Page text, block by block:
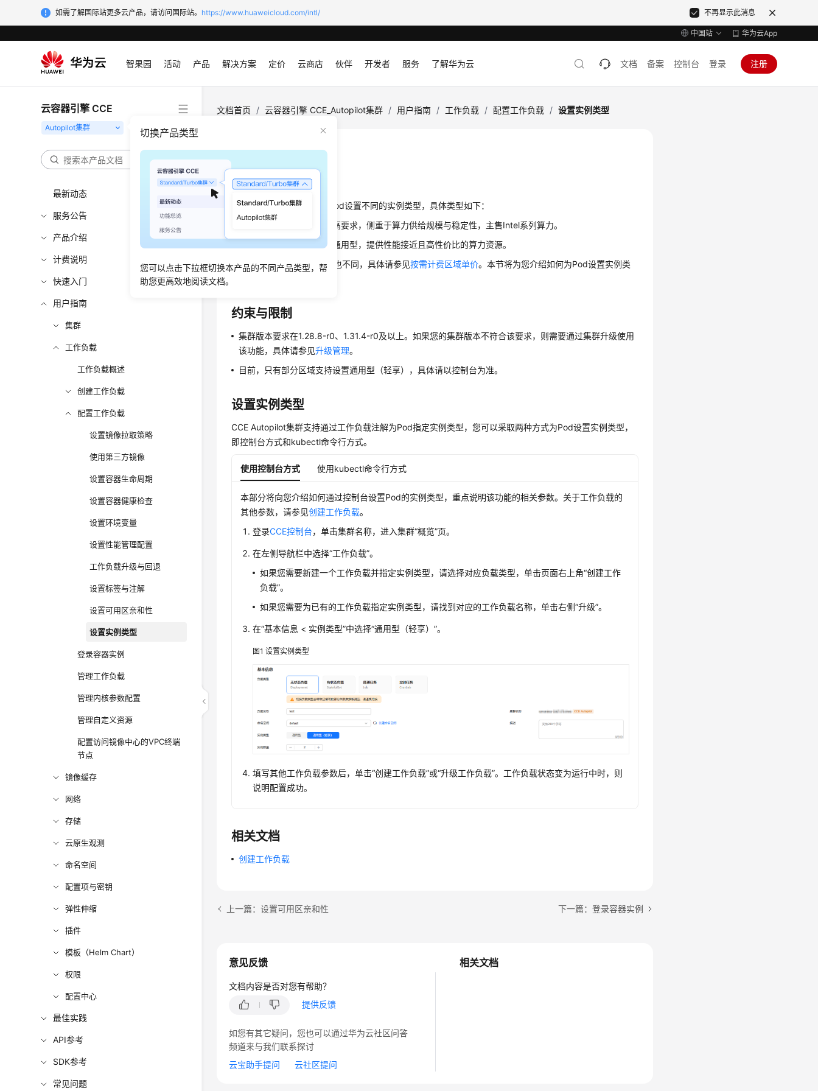
如需了解国际站更多云产品，请访问国际站。 https://www.huaweicloud.com/intl/ 不再显示此消息
中国站 华为云App
智果园 活动 产品 解决方案 定价 云商店 伙伴 开发者 服务 了解华为云 文档 备案 控制台 登录 注册
云容器引擎 CCE
切换产品类型
您可以点击下拉框切换本产品的不同产品类型，帮
助您更高效地阅读文档。
最新动态
服务公告
产品介绍
计费说明
快速入门
用户指南
集群
工作负载
工作负载概述
创建工作负载
配置工作负载
设置镜像拉取策略
使用第三方镜像
设置容器生命周期
设置容器健康检查
设置环境变量
设置性能管理配置
工作负载升级与回退
设置标签与注解
设置可用区亲和性
设置实例类型
登录容器实例
管理工作负载
管理内核参数配置
管理自定义资源
配置访问镜像中心的VPC终端
节点
镜像缓存
网络
存储
云原生观测
命名空间
配置项与密钥
弹性伸缩
插件
模板（Helm Chart）
权限
配置中心
最佳实践
API参考
SDK参考
常见问题
文档首页 / 云容器引擎 CCE_Autopilot集群 / 用户指南 / 工作负载 / 配置工作负载 / 设置实例类型
设置实例类型
操作场景
CCE Autopilot集群支持为Pod设置不同的实例类型，具体类型如下：
通用型：对算力性能有较高要求，侧重于算力供给规模与稳定性，主售Intel系列算力。
通用型（轻享）：相比于通用型，提供性能接近且高性价比的算力资源。
对于不同的实例类型，费用也不同，具体请参见按需计费区域单价。本节将为您介绍如何为Pod设置实例类
约束与限制
集群版本要求在1.28.8-r0、1.31.4-r0及以上。如果您的集群版本不符合该要求，则需要通过集群升级使用
该功能，具体请参见升级管理。
目前，只有部分区域支持设置通用型（轻享），具体请以控制台为准。
设置实例类型
CCE Autopilot集群支持通过工作负载注解为Pod指定实例类型，您可以采取两种方式为Pod设置实例类型，
即控制台方式和kubectl命令行方式。
使用控制台方式 使用kubectl命令行方式
本部分将向您介绍如何通过控制台设置Pod的实例类型，重点说明该功能的相关参数。关于工作负载的
其他参数，请参见创建工作负载。
登录CCE控制台，单击集群名称，进入集群“概览”页。
在左侧导航栏中选择“工作负载”。
如果您需要新建一个工作负载并指定实例类型，请选择对应负载类型，单击页面右上角“创建工作
负载”。
如果您需要为已有的工作负载指定实例类型，请找到对应的工作负载名称，单击右侧“升级”。
在“基本信息 < 实例类型”中选择“通用型（轻享）”。
图1设置实例类型
填写其他工作负载参数后，单击“创建工作负载”或“升级工作负载”。工作负载状态变为运行中时，则
说明配置成功。
相关文档
创建工作负载
上一篇：设置可用区亲和性 下一篇：登录容器实例
相关文档
意见反馈
文档内容是否对您有帮助？
提供反馈
如您有其它疑问，您也可以通过华为云社区问答
频道来与我们联系探讨
云宝助手提问
云社区提问